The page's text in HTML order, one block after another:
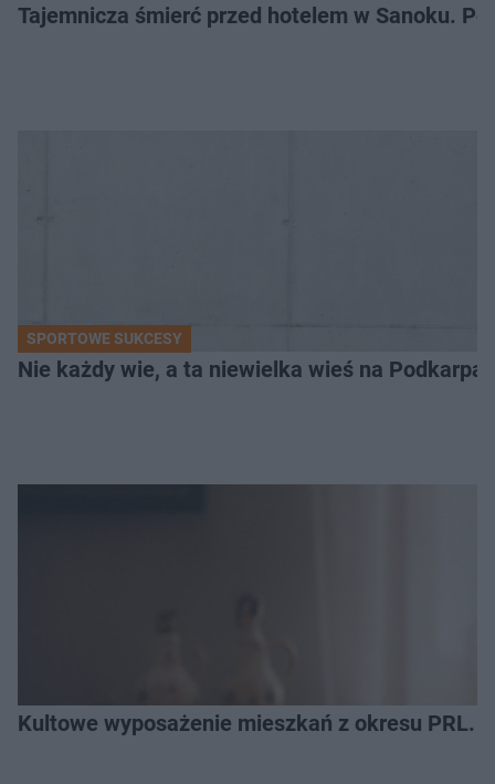
Tajemnicza śmierć przed hotelem w Sanoku.
SPORTOWE SUKCESY
Nie każdy wie, a ta niewielka wieś na
Kultowe wyposażenie mieszkań z okresu PRL.